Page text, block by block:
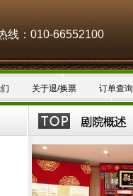
线：010-66552100
关于退/换票 订单查询